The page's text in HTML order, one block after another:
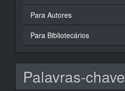
Para Autores
Para Bibliotecários
Palavras-chave